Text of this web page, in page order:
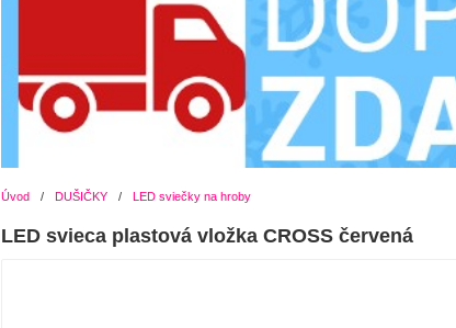
Úvod / DUŠIČKY / LED sviečky na hroby
LED svieca plastová vložka CROSS červená